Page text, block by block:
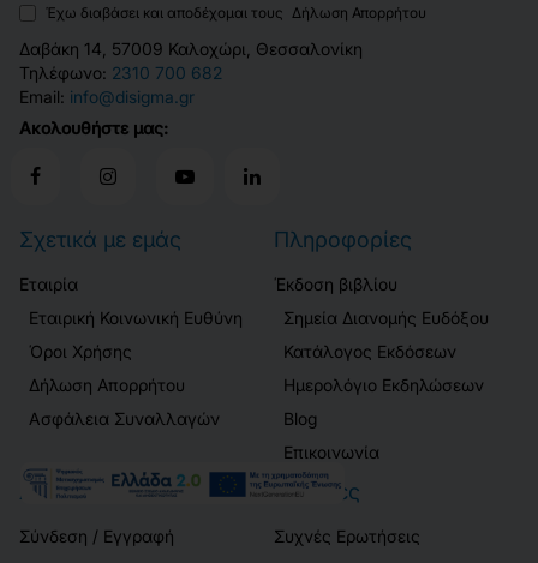
Έχω διαβάσει και αποδέχομαι τους Δήλωση Απορρήτου
Δαβάκη 14, 57009 Καλοχώρι, Θεσσαλονίκη
Τηλέφωνο: 2310 700 682
Email: info@disigma.gr
Ακολουθήστε μας:
Σχετικά με εμάς
Εταιρία
Εταιρική Κοινωνική Ευθύνη
Όροι Χρήσης
Δήλωση Απορρήτου
Ασφάλεια Συναλλαγών
Πληροφορίες
Έκδοση βιβλίου
Σημεία Διανομής Ευδόξου
Κατάλογος Εκδόσεων
Ημερολόγιο Εκδηλώσεων
Blog
Επικοινωνία
Λογαριασμός
Σύνδεση / Εγγραφή
Πελάτες
Συχνές Ερωτήσεις